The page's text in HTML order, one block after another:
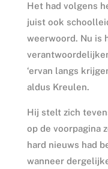
Het had volgens
juist ook
weerwoord. Nu is
‘ervan langs
aldus Kreulen.
Hij stelt zich
op de voorpagina
hard nieuws had
wanneer